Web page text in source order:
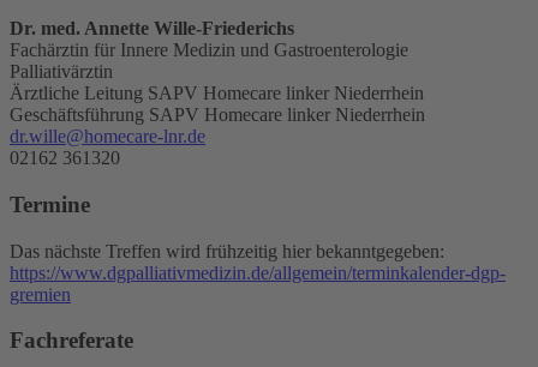
Dr. med. Annette Wille-Friederichs
Fachärztin für Innere Medizin und Gastroenterologie
Palliativärztin
Ärztliche Leitung SAPV Homecare linker Niederrhein
Geschäftsführung SAPV Homecare linker Niederrhein
dr.wille@homecare-lnr.de
02162 361320
Termine
Das nächste Treffen wird frühzeitig hier bekanntgegeben:
https://www.dgpalliativmedizin.de/allgemein/terminkalender-dgp-
gremien
Fachreferate